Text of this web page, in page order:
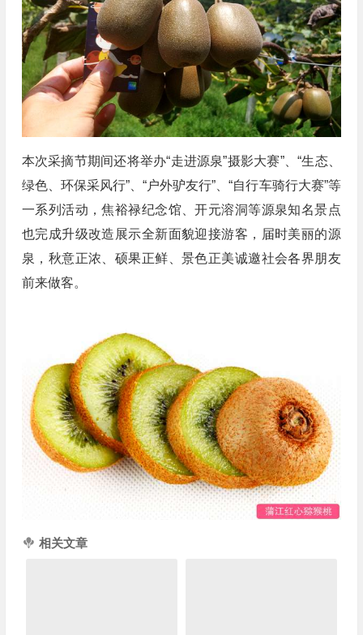
本次采摘节期间还将举办“走进源泉”摄影大赛”、“生态、
绿色、环保采风行”、“户外驴友行”、“自行车骑行大赛”等
一系列活动，焦裕禄纪念馆、开元溶洞等源泉知名景点
也完成升级改造展示全新面貌迎接游客，届时美丽的源
泉，秋意正浓、硕果正鲜、景色正美诚邀社会各界朋友
前来做客。
相关文章